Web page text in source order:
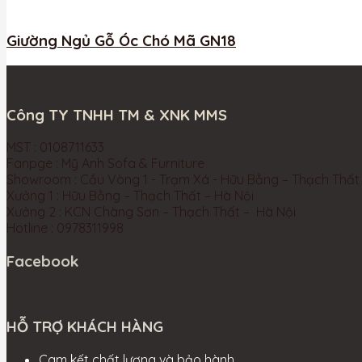
Giường Ngủ Gỗ Óc Chó Mã GN18
Công TY TNHH TM & XNK MMS
MST : 0108711633
Fanpge : Mỹ Anh Sofa & Furniture
Showroom : Cầu Vòng 1 - Trạm Xá - Hữu Bằng – Thạch Thất
Xưởng 1 : Hữu Bằng – Thạch Thất – Hà Nội
Xưởng 2 : KCN Chàng Sơn – Thạch Thất – Hà Nội
Hotline : 0978311998
Facebook
HỖ TRỢ KHÁCH HÀNG